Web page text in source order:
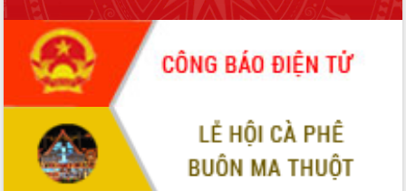
Phát động chiến dịch 30 ngày đêm
giải phóng mặt bằng Tuyến đường bộ
ven biển
Đắk Lắk nỗ lực thúc đẩy tăng trưởng
kinh tế từ 10% trở lên trong Quý
II/2026
Đắk Lắk ký kết thỏa thuận hợp tác về
chuyển đổi số giai đoạn 2026 – 2030
với Tập đoàn Bưu chính Viễn thông
Việt Nam